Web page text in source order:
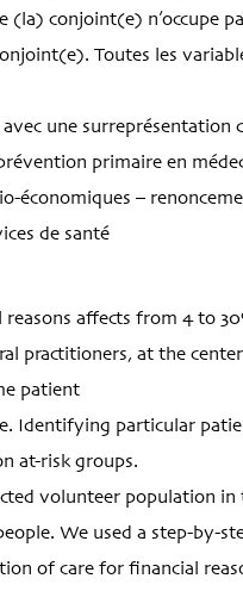
conjoint(e) n’occupe
Toutes les
une surreprésentation
primaire en
économiques –
de santé
affects from 4 to
practitioners, at the
patient
Identifying particular
at-risk groups.
volunteer population in
We used a step-by-
of care for financial